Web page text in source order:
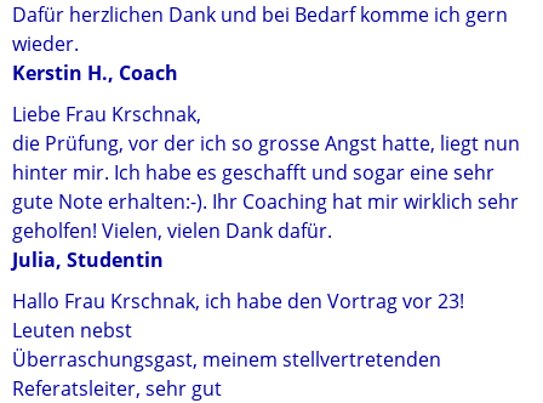
Dafür herzlichen Dank und bei Bedarf komme ich gern
wieder.
Kerstin H., Coach
Liebe Frau Krschnak,
die Prüfung, vor der ich so grosse Angst hatte, liegt nun
hinter mir. Ich habe es geschafft und sogar eine sehr
gute Note erhalten:-). Ihr Coaching hat mir wirklich sehr
geholfen! Vielen, vielen Dank dafür.
Julia, Studentin
Hallo Frau Krschnak, ich habe den Vortrag vor 23!
Leuten nebst
Überraschungsgast, meinem stellvertretenden
Referatsleiter, sehr gut